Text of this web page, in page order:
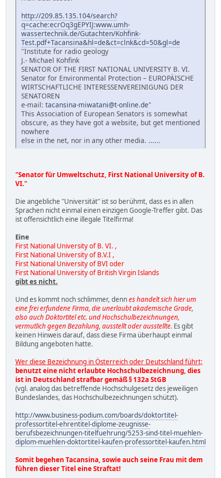
http://209.85.135.104/search?
q=cache:ecrOq3gEPYIJ:www.umh-
wassertechnik.de/Gutachten/Kohfink-
Test.pdf+Tacansina&hl=de&ct=clnk&cd=50&gl=de
"Institute for radio geology
J.- Michael Kohfink
SENATOR OF THE FIRST NATIONAL UNIVERSITY B. VI.
Senator for Environmental Protection – EUROPÄISCHE
WIRTSCHAFTLICHE INTERESSENVEREINIGUNG DER
SENATOREN
e-mail: tacansina-miwatani@t-online.de"
This Association of European Senators is somewhat
obscure, as they have got a website, but get mentioned
nowhere
else in the net, nor in any other media. ......
"Senator für Umweltschutz, First National University of B.
VI."
Die angebliche "Universität" ist so berühmt, dass es in allen
Sprachen nicht einmal einen einzigen Google-Treffer gibt. Das
ist offensichtlich eine illegale Titelfirma!
Eine
First National University of B. VI. ,
First National University of B.V.I ,
First National University of BVI oder
First National University of British Virgin Islands
gibt es nicht.
Und es kommt noch schlimmer, dennes handelt sich hier um
eine frei erfundene Firma, die unerlaubt akademische Grade,
also auch Doktortitel etc. und Hochschulbezeichnungen,
vermutlich gegen Bezahlung, ausstellt oder ausstellte. Es gibt
keinen Hinweis darauf, dass diese Firma überhaupt einmal
Bildung angeboten hatte.
Wer diese Bezeichnung in Österreich oder Deutschland führt;
benutzt eine nicht erlaubte Hochschulbezeichnung, dies
ist in Deutschland strafbar gemäß § 132a StGB
(vgl. analog das betreffende Hochschulgesetz des jeweiligen
Bundeslandes, das Hochschulbezeichnungen schützt).
http://www.business-podium.com/boards/doktortitel-
professortitel-ehrentitel-diplome-zeugnisse-
berufsbezeichnungen-titelfuehrung/5253-sind-titel-muehlen-
diplom-muehlen-doktortitel-kaufen-professortitel-kaufen.html
Somit begehen Tacansina, sowie auch seine Frau mit dem
führen dieser Titel eine Straftat!